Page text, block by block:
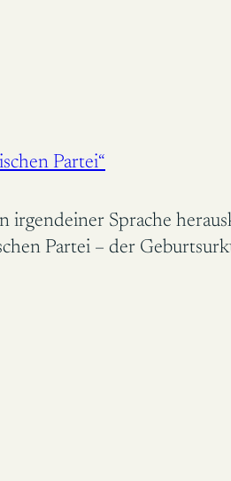
Partei“
irgendeiner Sprache
Partei – der